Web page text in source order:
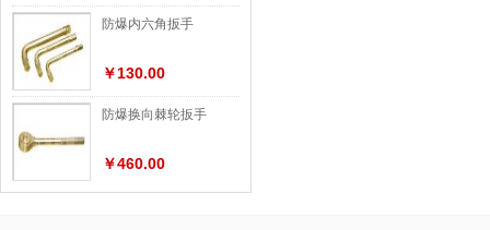
防爆内六角扳手
￥130.00
防爆换向棘轮扳手
￥460.00